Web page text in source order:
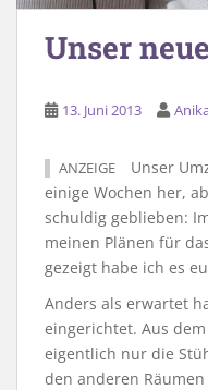
Unser
13. Juni 2013
ANZEIGE
Unser
einige Wochen her,
schuldig geblieben:
meinen Plänen für
gezeigt habe ich es
Anders als erwartet
eingerichtet. Aus
eigentlich nur die
den anderen